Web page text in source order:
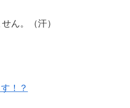
ん。（汗）